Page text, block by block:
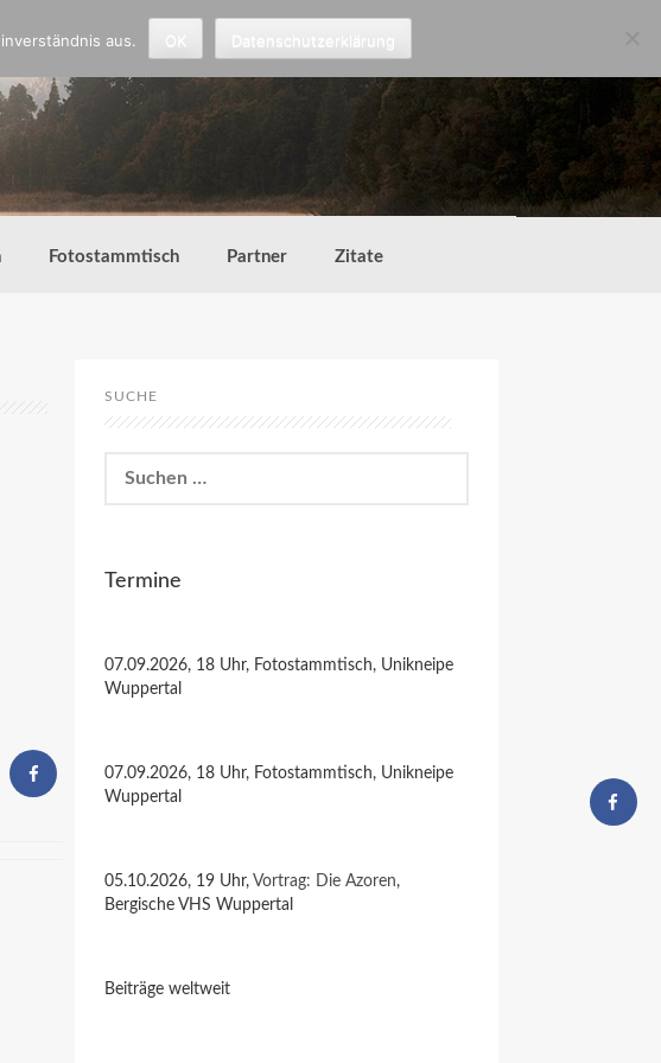
Fotostammtisch Partner Zitate
SUCHE
nach:
Termine
07.09.2026, 18 Uhr, Fotostammtisch, Unikneipe
Wuppertal
07.09.2026, 18 Uhr, Fotostammtisch, Unikneipe
Wuppertal
05.10.2026, 19 Uhr, Vortrag: Die Azoren,
Bergische VHS Wuppertal
Beiträge weltweit
aus.